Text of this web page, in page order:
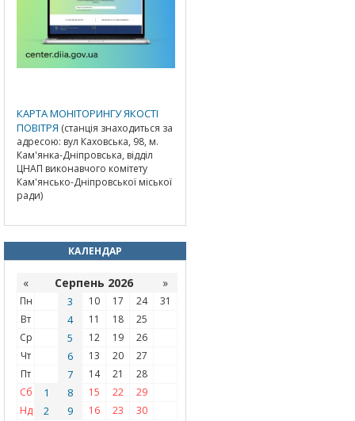
КАРТА МОНІТОРИНГУ ЯКОСТІ
ПОВІТРЯ (станція знаходиться за
адресою: вул Каховська, 98, м.
Кам'янка-Дніпровська, відділ
ЦНАП виконавчого комітету
Кам'янсько-Дніпровської міської
ради)
КАЛЕНДАР
« Серпень 2026 »
Пн 3 10 17 24
31
Вт
4 11 18
25
Ср
5 12 19
26
Чт
6 13 20
27
Пт
7 14 21
28
Сб
1 8 15 22
29
Нд
2 9 16 23 30